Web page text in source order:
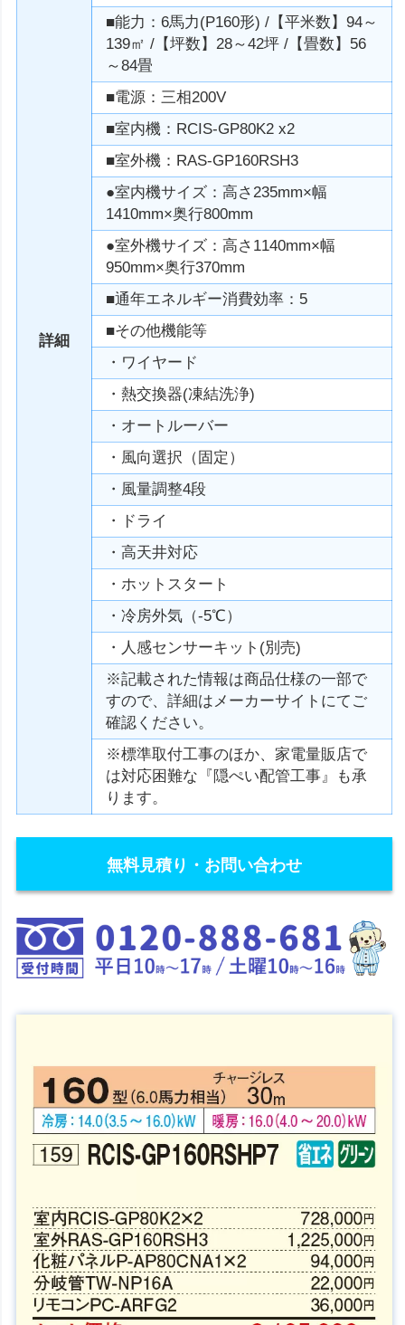
詳細
■能力：6馬力(P160形) /【平米数】94～
139㎡ /【坪数】28～42坪 /【畳数】56
～84畳
■電源：三相200V
■室内機：RCIS-GP80K2 x2
■室外機：RAS-GP160RSH3
●室内機サイズ：高さ235mm×幅
1410mm×奥行800mm
●室外機サイズ：高さ1140mm×幅
950mm×奥行370mm
■通年エネルギー消費効率：5
■その他機能等
・ワイヤード
・熱交換器(凍結洗浄)
・オートルーバー
・風向選択（固定）
・風量調整4段
・ドライ
・高天井対応
・ホットスタート
・冷房外気（-5℃）
・人感センサーキット(別売)
※記載された情報は商品仕様の一部で
すので、詳細はメーカーサイトにてご
確認ください。
※標準取付工事のほか、家電量販店で
は対応困難な『隠ぺい配管工事』も承
ります。
無料見積り・お問い合わせ